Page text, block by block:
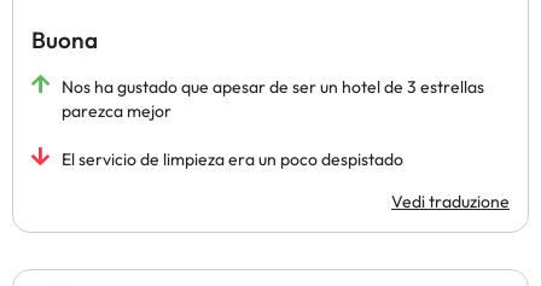
Buona
Nos ha gustado que apesar de ser un hotel de 3 estrellas
parezca mejor
El servicio de limpieza era un poco despistado
Vedi traduzione